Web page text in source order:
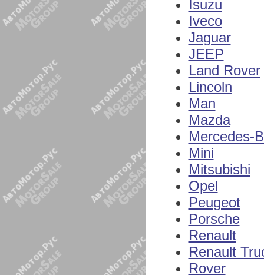
Isuzu
Iveco
Jaguar
JEEP
Land Rover
Lincoln
Man
Mazda
Mercedes-
Mini
Mitsubishi
Opel
Peugeot
Porsche
Renault
Renault
Rover